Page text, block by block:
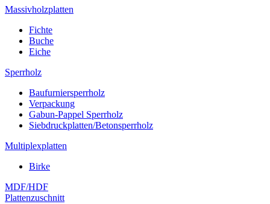
Massivholzplatten
Fichte
Buche
Eiche
Sperrholz
Baufurniersperrholz
Verpackung
Gabun-Pappel Sperrholz
Siebdruckplatten/Betonsperrholz
Multiplexplatten
Birke
MDF/HDF
Plattenzuschnitt